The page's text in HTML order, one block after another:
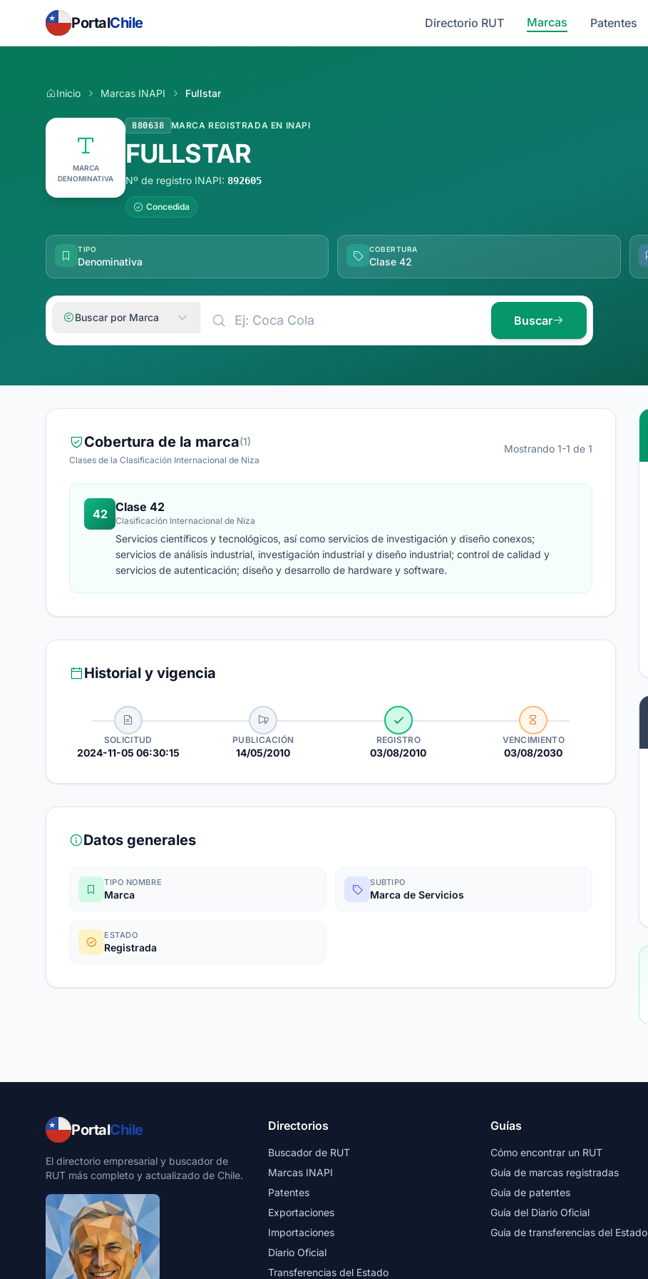
PortalChile Directorio RUT Marcas Patentes
Inicio Marcas INAPI Fullstar
MARCA
DENOMINATIVA
880638 MARCA REGISTRADA EN INAPI
FULLSTAR
Nº de registro INAPI: 892605
Concedida
TIPO
Denominativa
COBERTURA
Clase 42
Buscar por Marca Buscar
Cobertura de la marca(1)
Clases de la Clasificación Internacional de Niza
Mostrando 1-1 de 1
42 Clase 42
Clasificación Internacional de Niza
Servicios científicos y tecnológicos, así como servicios de investigación y diseño conexos;
servicios de análisis industrial, investigación industrial y diseño industrial; control de calidad y
servicios de autenticación; diseño y desarrollo de hardware y software.
Historial y vigencia
SOLICITUD
2024-11-05 06:30:15
PUBLICACIÓN
14/05/2010
REGISTRO
03/08/2010
VENCIMIENTO
03/08/2030
Datos generales
TIPO NOMBRE
Marca
SUBTIPO
Marca de Servicios
ESTADO
Registrada
PortalChile
El directorio empresarial y buscador de
RUT más completo y actualizado de Chile.
Directorios
Buscador de RUT
Marcas INAPI
Patentes
Exportaciones
Importaciones
Diario Oficial
Transferencias del Estado
Guías
Cómo encontrar un RUT
Guía de marcas registradas
Guía de patentes
Guía del Diario Oficial
Guía de transferencias del Estado